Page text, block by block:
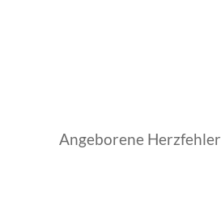
Angeborene Herzfehler